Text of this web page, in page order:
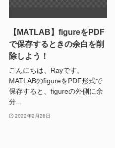
【MATLAB】figureをPDF
で保存するときの余白を削
除しよう！
こんにちは、Rayです。
MATLABのfigureをPDF形式で
保存すると、figureの外側に余
分...
2022年2月28日